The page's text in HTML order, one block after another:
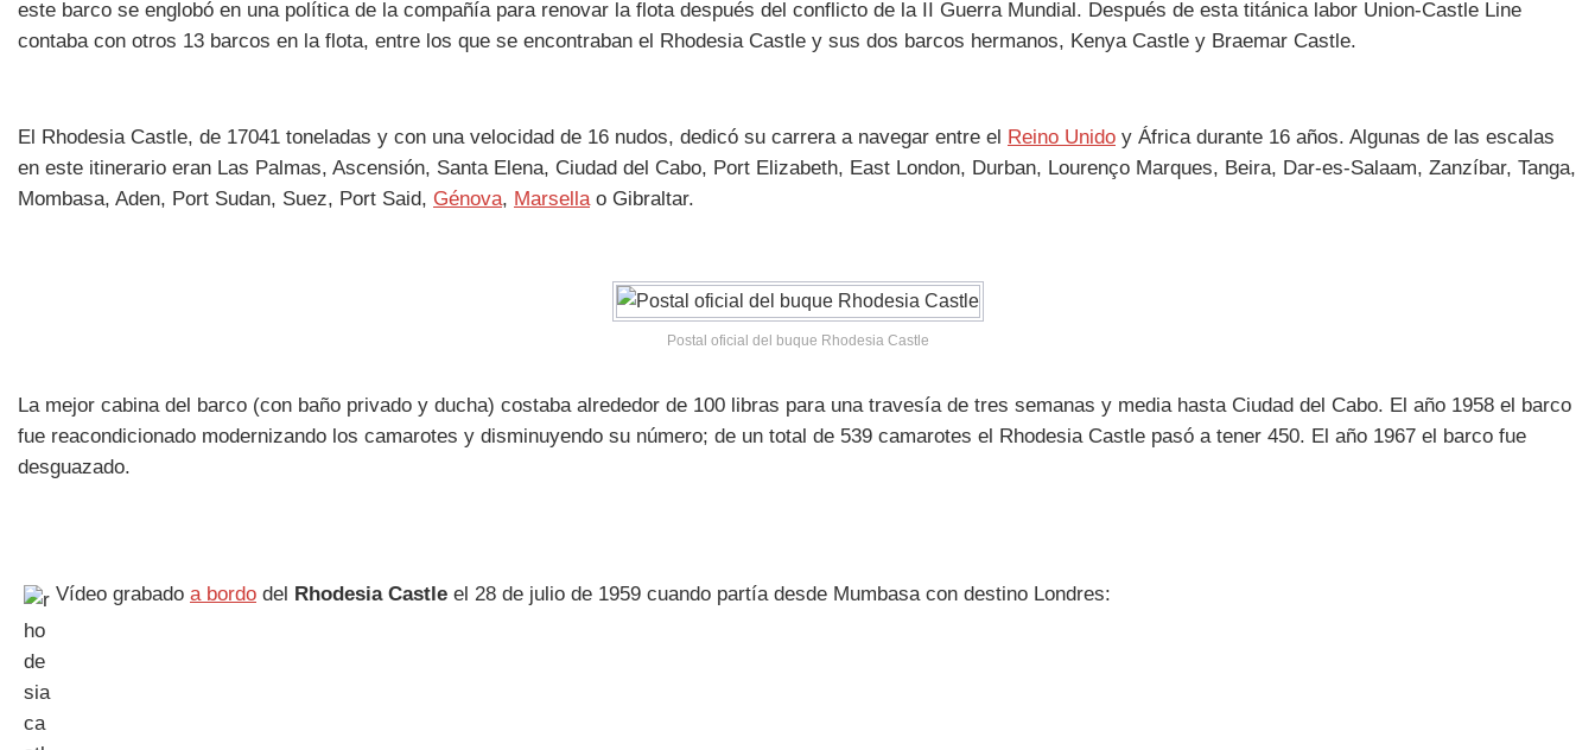
este barco se englobó en una política de la compañía para renovar la flota después del conflicto de la II Guerra Mundial. Después de esta titánica labor Union-Castle Line
contaba con otros 13 barcos en la flota, entre los que se encontraban el Rhodesia Castle y sus dos barcos hermanos, Kenya Castle y Braemar Castle.
El Rhodesia Castle, de 17041 toneladas y con una velocidad de 16 nudos, dedicó su carrera a navegar entre el Reino Unido y África durante 16 años. Algunas de las escalas
en este itinerario eran Las Palmas, Ascensión, Santa Elena, Ciudad del Cabo, Port Elizabeth, East London, Durban, Lourenço Marques, Beira, Dar-es-Salaam, Zanzíbar, Tanga,
Mombasa, Aden, Port Sudan, Suez, Port Said, Génova, Marsellao Gibraltar.
Postal oficial del buque Rhodesia Castle
La mejor cabina del barco (con baño privado y ducha) costaba alrededor de 100 libras para una travesía de tres semanas y media hasta Ciudad del Cabo. El año 1958 el barco
fue reacondicionado modernizando los camarotes y disminuyendo su número; de un total de 539 camarotes el Rhodesia Castle pasó a tener 450. El año 1967 el barco fue
desguazado.
Vídeo grabado a bordo del Rhodesia Castle el 28 de julio de 1959 cuando partía desde Mumbasa con destino Londres: